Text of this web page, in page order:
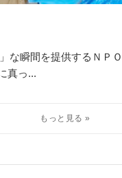
な瞬間を提供するＮＰ
真っ...